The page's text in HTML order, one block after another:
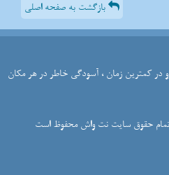
بازگشت به صفحه اصلی
کمترین زمان ، آسودگی خاطر در هر مکان